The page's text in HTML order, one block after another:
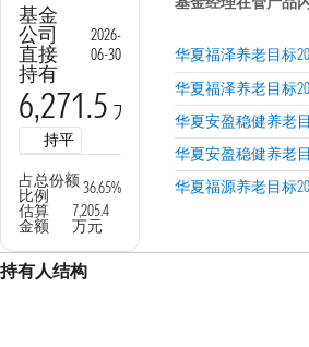
基金
公司
直接
持有
2026-
06-30
6,271.5 万份
持平
占总份额
比例
36.65%
估算
金额
7,205.4
万元
持有人结构